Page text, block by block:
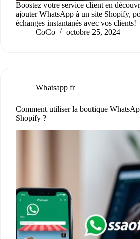
Boostez votre service client en
ajouter WhatsApp à un site Shopify,
échanges instantanés avec vos clients!
CoCo
octobre 25, 2024
Whatsapp fr
Comment utiliser la boutique
Shopify ?